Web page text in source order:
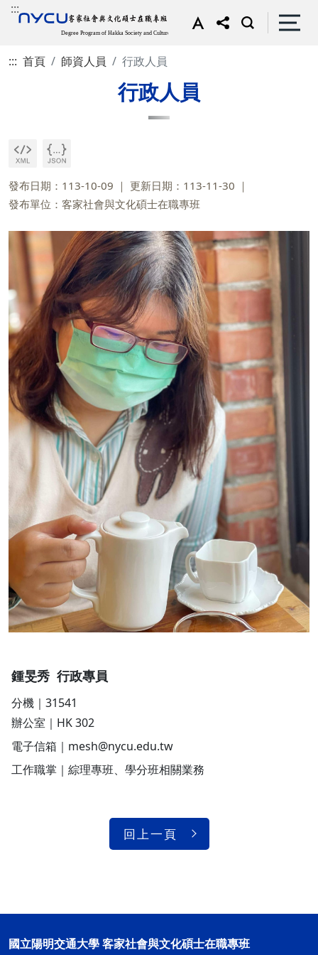
:::
::: 首頁 師資人員 行政人員
行政人員
發布日期：113-10-09
更新日期：113-11-30
發布單位：客家社會與文化碩士在職專班
鍾旻秀 行政專員
分機｜31541
辦公室｜HK 302
電子信箱｜mesh@nycu.edu.tw
工作職掌｜綜理專班、學分班相關業務
回上一頁
國立陽明交通大學 客家社會與文化碩士在職專班